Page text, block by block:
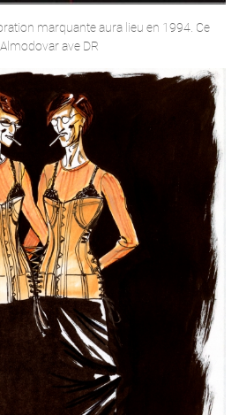
marquante aura lieu en 1994. Ce
ave DR